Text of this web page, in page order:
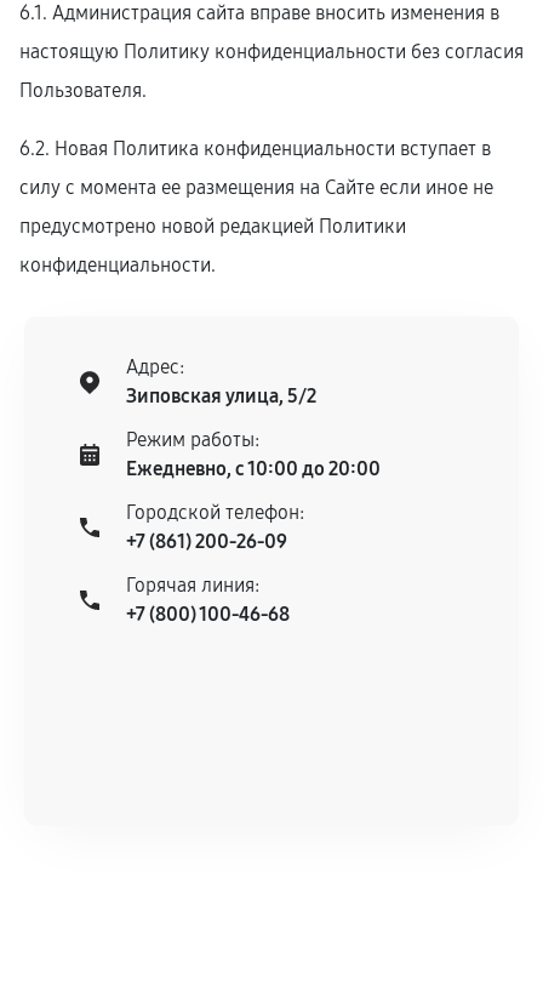
6.1. Администрация сайта вправе вносить изменения в
настоящую Политику конфиденциальности без согласия
Пользователя.
6.2. Новая Политика конфиденциальности вступает в
силу с момента ее размещения на Сайте если иное не
предусмотрено новой редакцией Политики
конфиденциальности.
Адрес:
Зиповская улица, 5/2
Режим работы:
Ежедневно, с 10:00 до 20:00
Городской телефон:
+7 (861) 200-26-09
Горячая линия:
+7 (800) 100-46-68